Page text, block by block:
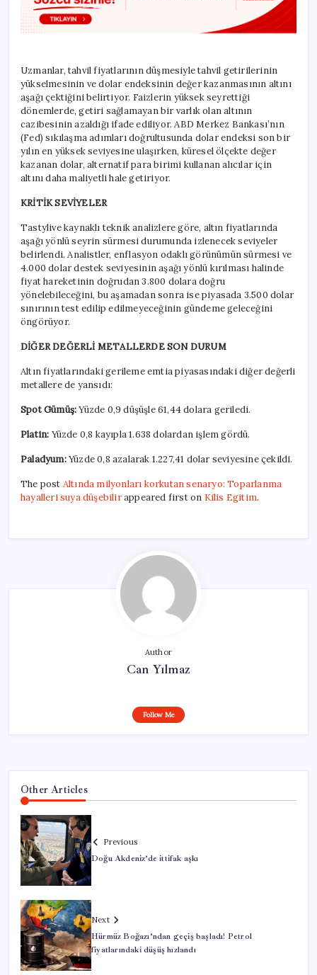
Uzmanlar, tahvil fiyatlarının düşmesiyle tahvil getirilerinin
yükselmesinin ve dolar endeksinin değer kazanmasının altını
aşağı çektiğini belirtiyor. Faizlerin yüksek seyrettiği
dönemlerde, getiri sağlamayan bir varlık olan altının
cazibesinin azaldığı ifade ediliyor. ABD Merkez Bankası’nın
(Fed) sıkılaşma adımları doğrultusunda dolar endeksi son bir
yılın en yüksek seviyesine ulaşırken, küresel ölçekte değer
kazanan dolar, alternatif para birimi kullanan alıcılar için
altını daha maliyetli hale getiriyor.
KRİTİK SEVİYELER
Tastylive kaynaklı teknik analizlere göre, altın fiyatlarında
aşağı yönlü seyrin sürmesi durumunda izlenecek seviyeler
belirlendi. Analistler, enflasyon odaklı görünümün sürmesi ve
4.000 dolar destek seviyesinin aşağı yönlü kırılması halinde
fiyat hareketinin doğrudan 3.800 dolara doğru
yönelebileceğini, bu aşamadan sonra ise piyasada 3.500 dolar
sınırının test edilip edilmeyeceğinin gündeme geleceğini
öngörüyor.
DİĞER DEĞERLİ METALLERDE SON DURUM
Altın fiyatlarındaki gerileme emtia piyasasındaki diğer değerli
metallere de yansıdı:
Spot Gümüş:Yüzde 0,9 düşüşle 61,44 dolara geriledi.
Platin: Yüzde 0,8 kayıpla 1.638 dolardan işlem gördü.
Paladyum:Yüzde 0,8 azalarak 1.227,41 dolar seviyesine çekildi.
The post Altında milyonları korkutan senaryo: Toparlanma
hayalleri suya düşebilirappeared first on Kilis Egitim.
Author
Can Yılmaz
Follow Me
Other Articles
Previous
Doğu Akdeniz’de ittifak aşkı
Next
Hürmüz Boğazı’ndan geçiş başladı! Petrol
fiyatlarındaki düşüş hızlandı